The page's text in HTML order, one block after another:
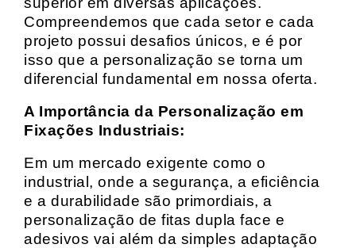
Compreendemos que cada setor e cada
projeto possui desafios únicos, e é por
isso que a personalização se torna um
diferencial fundamental em nossa oferta.
A Importância da Personalização em
Fixações Industriais:
Em um mercado exigente como o
industrial, onde a segurança, a eficiência
e a durabilidade são primordiais, a
personalização de fitas dupla face e
adesivos vai além da simples adaptação